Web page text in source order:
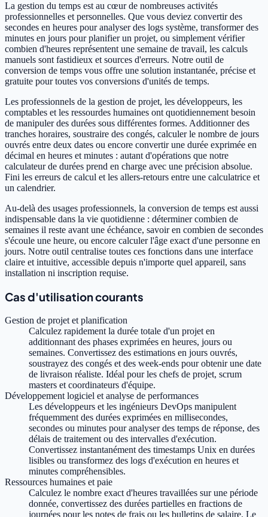
La gestion du temps est au cœur de nombreuses activités
professionnelles et personnelles. Que vous deviez convertir des
secondes en heures pour analyser des logs système, transformer des
minutes en jours pour planifier un projet, ou simplement vérifier
combien d'heures représentent une semaine de travail, les calculs
manuels sont fastidieux et sources d'erreurs. Notre outil de
conversion de temps vous offre une solution instantanée, précise et
gratuite pour toutes vos conversions d'unités de temps.
Les professionnels de la gestion de projet, les développeurs, les
comptables et les ressourdes humaines ont quotidiennement besoin
de manipuler des durées sous différentes formes. Additionner des
tranches horaires, soustraire des congés, calculer le nombre de jours
ouvrés entre deux dates ou encore convertir une durée exprimée en
décimal en heures et minutes : autant d'opérations que notre
calculateur de durées prend en charge avec une précision absolue.
Fini les erreurs de calcul et les allers-retours entre une calculatrice et
un calendrier.
Au-delà des usages professionnels, la conversion de temps est aussi
indispensable dans la vie quotidienne : déterminer combien de
semaines il reste avant une échéance, savoir en combien de secondes
s'écoule une heure, ou encore calculer l'âge exact d'une personne en
jours. Notre outil centralise toutes ces fonctions dans une interface
claire et intuitive, accessible depuis n'importe quel appareil, sans
installation ni inscription requise.
Cas d'utilisation courants
Gestion de projet et planification
Calculez rapidement la durée totale d'un projet en
additionnant des phases exprimées en heures, jours ou
semaines. Convertissez des estimations en jours ouvrés,
soustrayez des congés et des week-ends pour obtenir une date
de livraison réaliste. Idéal pour les chefs de projet, scrum
masters et coordinateurs d'équipe.
Développement logiciel et analyse de performances
Les développeurs et les ingénieurs DevOps manipulent
fréquemment des durées exprimées en millisecondes,
secondes ou minutes pour analyser des temps de réponse, des
délais de traitement ou des intervalles d'exécution.
Convertissez instantanément des timestamps Unix en durées
lisibles ou transformez des logs d'exécution en heures et
minutes compréhensibles.
Ressources humaines et paie
Calculez le nombre exact d'heures travaillées sur une période
donnée, convertissez des durées partielles en fractions de
journées pour les notes de frais ou les bulletins de salaire. Le